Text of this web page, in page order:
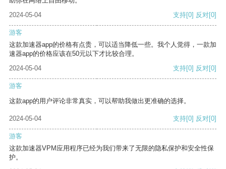
2024-05-04
支持[0] 反对[0]
游客
这款加速器app的价格有点贵，可以适当降低一些。我个人觉得，一款加
速器app的价格应该在50元以下才比较合理。
2024-05-04
支持[0] 反对[0]
游客
这款app的用户评论非常真实，可以帮助我做出更准确的选择。
2024-05-04 支持[0] 反对[0]
游客
这款加速器VPM应用程序已经为我们带来了无限的隐私保护和安全性保
护。